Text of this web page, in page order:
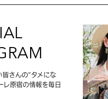
さんの”タメにな
レ原宿の情報を毎日